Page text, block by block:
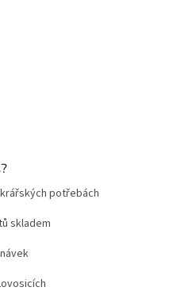
potřebách
skladem